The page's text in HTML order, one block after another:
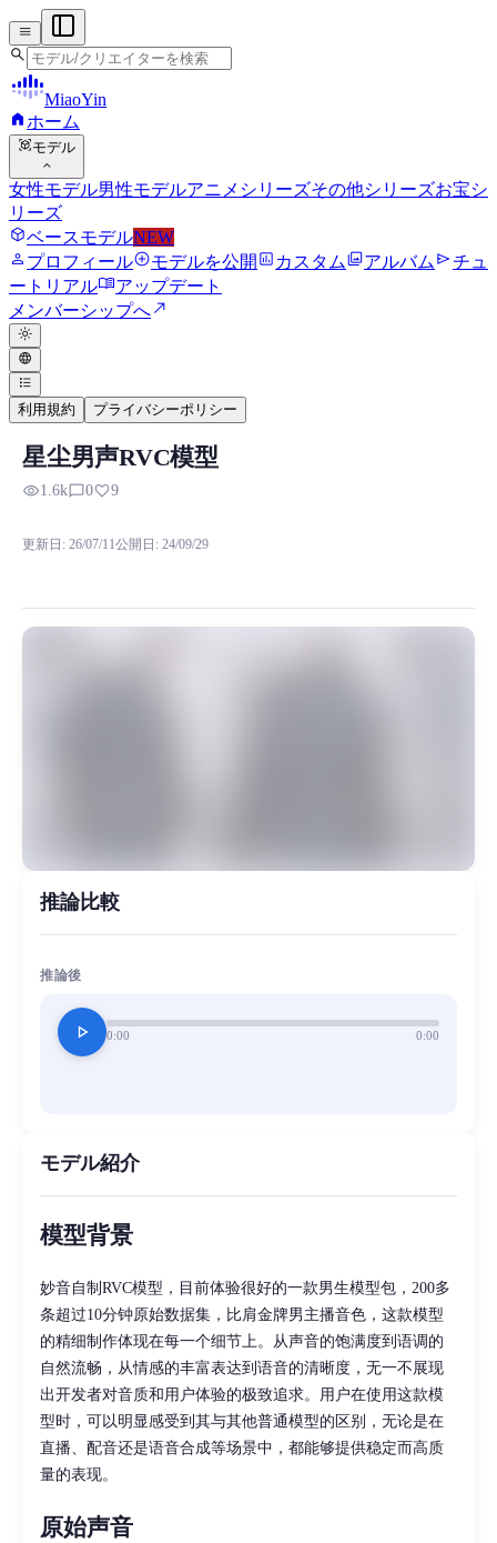
menu
search
MiaoYin
home ホーム
view_in_arモデル
expand_more
女性モデル男性モデルアニメシリーズその他シリーズお宝シ
リーズ
deployed_codeベースモデルNEW
person プロフィールadd_circleモデルを公開 assessment カスタムphoto_libraryアルバム sendチュ
ートリアルmenu_bookアップデート
メンバーシップへnorth_east
light_mode
language
format_list_bulleted
利用規約 プライバシーポリシー
RVC RVCボイスモデル
模型背景 妙音自制RVC模型，目前体验很好的一款男生模型
rvc, 变声器, 星尘, 模型, 男声
星尘男声RVC模型
visibility1.6kchat_bubble_outline0favorite9
更新日 : 26/07/11公開日 : 24/09/29
推論比較
推論後
play_arrow 0:00 0:00
モデル紹介
模型背景
妙音自制RVC模型，目前体验很好的一款男生模型包，200多
条超过10分钟原始数据集，比肩金牌男主播音色，这款模型
的精细制作体现在每一个细节上。从声音的饱满度到语调的
自然流畅，从情感的丰富表达到语音的清晰度，无一不展现
出开发者对音质和用户体验的极致追求。用户在使用这款模
型时，可以明显感受到其与其他普通模型的区别，无论是在
直播、配音还是语音合成等场景中，都能够提供稳定而高质
量的表现。
原始声音